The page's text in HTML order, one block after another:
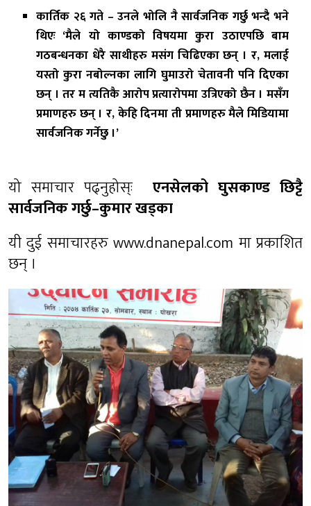
कार्तिक २६ गते – उनले भोलि नै सार्वजनिक गर्छु भन्दै भने
थिएः ‘मैले यो काण्डको विषयमा कुरा उठाएपछि बाम
गठबन्धनका धेरै साथीहरु मसंग चिढिएका छन् । र, मलाई
यस्तो कुरा नबोल्नका लागि घुमाउरो चेतावनी पनि दिएका
छन् । तर म त्यतिकै आरोप प्रत्यारोपमा उत्रिएको छैन । मसँग
प्रमाणहरु छन् । र, केहि दिनमा ती प्रमाणहरु मैले मिडियामा
सार्वजनिक गर्नेछु ।’
यो समाचार पढ्नुहोस्ः एनसेलको घुसकाण्ड छिट्टै
सार्वजनिक गर्छु–कुमार खड्का
यी दुई समाचारहरु www.dnanepal.com मा प्रकाशित
छन् ।